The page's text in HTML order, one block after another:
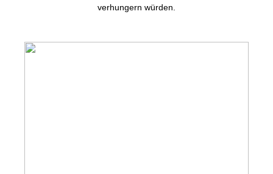
verhungern würden.